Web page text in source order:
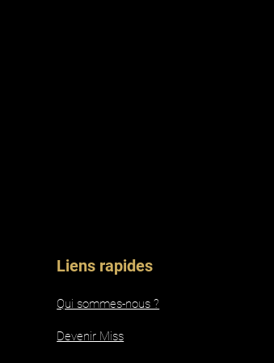
Liens rapides
Qui sommes-nous ?
Devenir Miss